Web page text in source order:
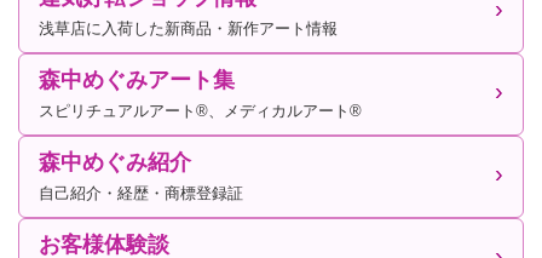
浅草店に入荷した新商品・新作アート情報
森中めぐみアート集
スピリチュアルアート®、メディカルアート®
森中めぐみ紹介
自己紹介・経歴・商標登録証
お客様体験談